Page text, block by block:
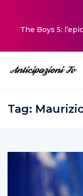
The Boys 5:
Tag: